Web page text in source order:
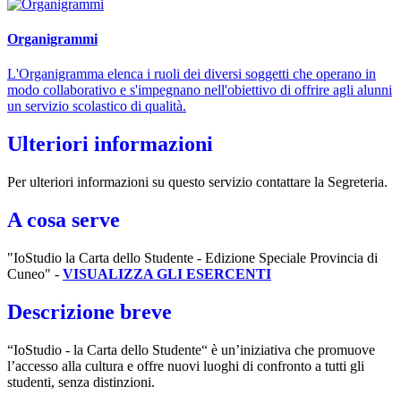
Organigrammi
L'Organigramma elenca i ruoli dei diversi soggetti che operano in
modo collaborativo e s'impegnano nell'obiettivo di offrire agli alunni
un servizio scolastico di qualità.
Ulteriori informazioni
Per ulteriori informazioni su questo servizio contattare la Segreteria.
A cosa serve
"IoStudio la Carta dello Studente - Edizione Speciale Provincia di
Cuneo" - VISUALIZZA GLI ESERCENTI
Descrizione breve
“IoStudio - la Carta dello Studente“ è un’iniziativa che promuove
l’accesso alla cultura e offre nuovi luoghi di confronto a tutti gli
studenti, senza distinzioni.